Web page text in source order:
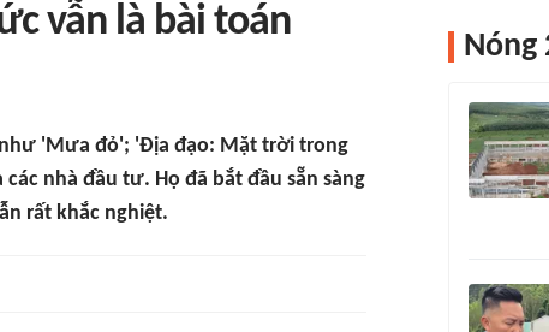
vẫn là bài toán
'Mưa đỏ'; 'Địa đạo: Mặt trời trong
nhà đầu tư. Họ đã bắt đầu sẵn sàng
rất khắc nghiệt.
Nóng